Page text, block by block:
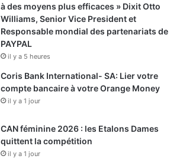
à des moyens plus efficaces » Dixit Otto
Williams, Senior Vice President et
Responsable mondial des partenariats de
PAYPAL
il y a 5 heures
Coris Bank International- SA: Lier votre
compte bancaire à votre Orange Money
il y a 1 jour
CAN féminine 2026 : les Etalons Dames
quittent la compétition
il y a 1 jour